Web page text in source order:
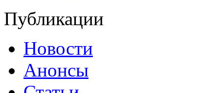
Публикации
Новости
Анонсы